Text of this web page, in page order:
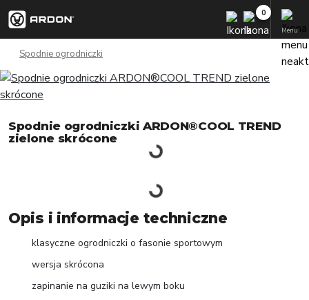
Menu
Spodnie ogrodniczki
Spodnie ogrodniczki ARDON®COOL TREND
zielone skrócone
Opis i informacje techniczne
klasyczne ogrodniczki o fasonie sportowym
wersja skrócona
zapinanie na guziki na lewym boku